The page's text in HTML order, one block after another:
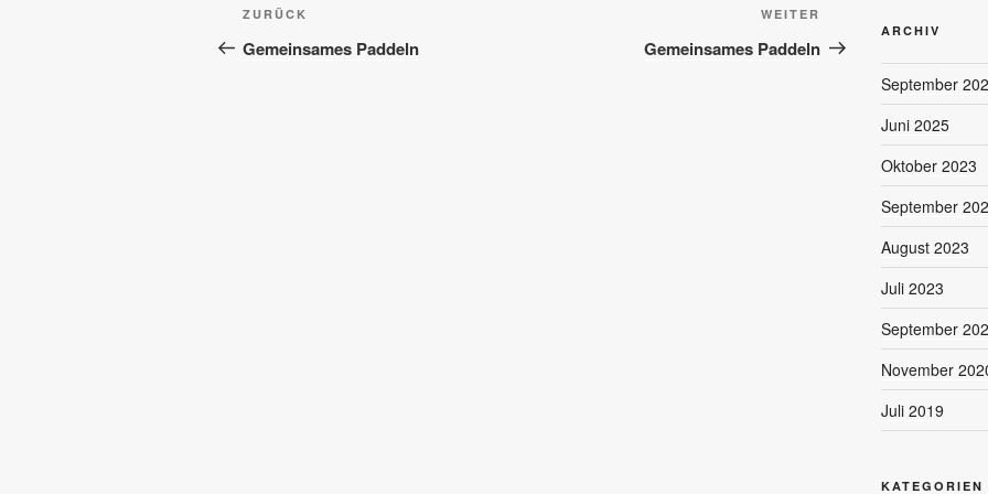
Vorheriger
Beitrag
ZURÜCK
Gemeinsames Paddeln
Beitrag
WEITER
Gemeinsames Paddeln
ARCHIV
September
Juni 2025
Oktober 2023
September
August 2023
Juli 2023
September
November
Juli 2019
KATEGORIEN